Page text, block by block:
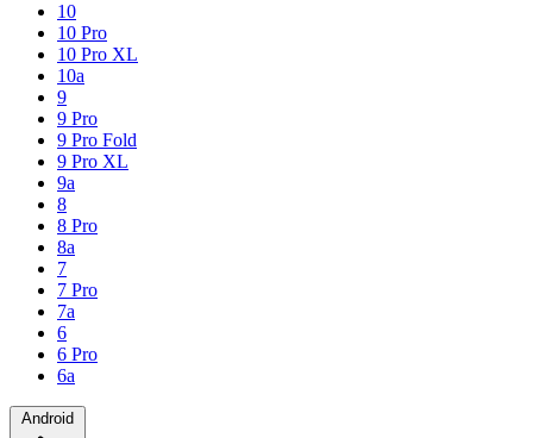
10
10 Pro
10 Pro XL
10a
9
9 Pro
9 Pro Fold
9 Pro XL
9a
8
8 Pro
8a
7
7 Pro
7a
6
6 Pro
6a
Android